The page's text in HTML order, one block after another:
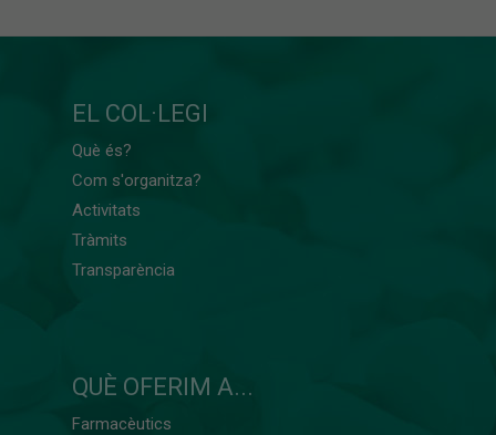
EL COL·LEGI
Què és?
Com s'organitza?
Activitats
Tràmits
Transparència
QUÈ OFERIM A...
Farmacèutics